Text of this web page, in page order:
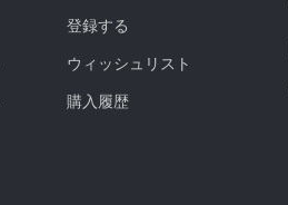
登録する
ウィッシュリスト
購入履歴